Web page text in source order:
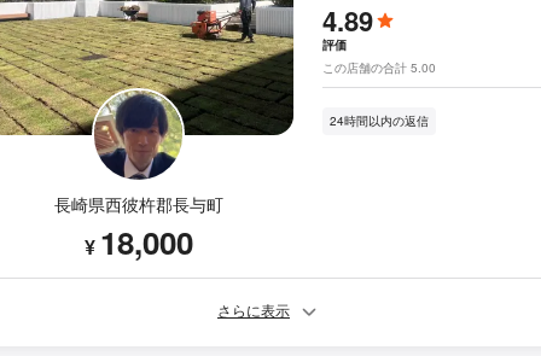
長崎県西彼杵郡長与町
¥ 18,000
4.89
評価
この店舗の合計 5.00
24時間以内の返信
さらに表示